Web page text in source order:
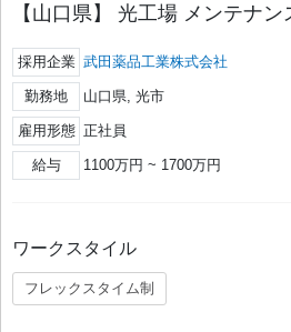
【山口県】 光工場 メンテナ
採用企業 武田薬品工業株式会社
勤務地 山口県, 光市
雇用形態 正社員
給与 1100万円 ~ 1700万円
ワークスタイル
フレックスタイム制